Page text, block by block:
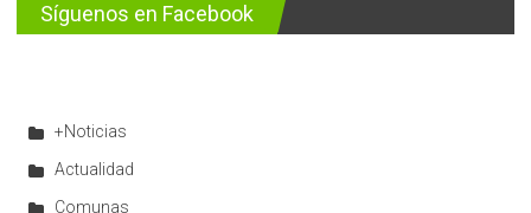
Síguenos en Facebook
+Noticias
Actualidad
Comunas